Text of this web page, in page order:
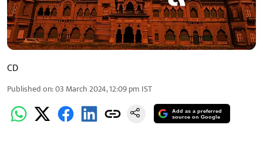
CD
Published on:03 March 2024, 12:09 pm IST
Add as a preferred
source on Google